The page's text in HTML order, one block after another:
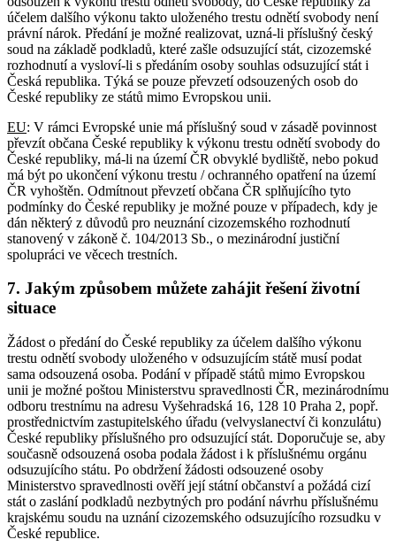
účelem dalšího výkonu takto uloženého trestu odnětí svobody není
právní nárok. Předání je možné realizovat, uzná-li příslušný český
soud na základě podkladů, které zašle odsuzující stát, cizozemské
rozhodnutí a vysloví-li s předáním osoby souhlas odsuzující stát i
Česká republika. Týká se pouze převzetí odsouzených osob do
České republiky ze států mimo Evropskou unii.
EU: V rámci Evropské unie má příslušný soud v zásadě povinnost
převzít občana České republiky k výkonu trestu odnětí svobody do
České republiky, má-li na území ČR obvyklé bydliště, nebo pokud
má být po ukončení výkonu trestu / ochranného opatření na území
ČR vyhoštěn. Odmítnout převzetí občana ČR splňujícího tyto
podmínky do České republiky je možné pouze v případech, kdy je
dán některý z důvodů pro neuznání cizozemského rozhodnutí
stanovený v zákoně č. 104/2013 Sb., o mezinárodní justiční
spolupráci ve věcech trestních.
7. Jakým způsobem můžete zahájit řešení životní
situace
Žádost o předání do České republiky za účelem dalšího výkonu
trestu odnětí svobody uloženého v odsuzujícím státě musí podat
sama odsouzená osoba. Podání v případě států mimo Evropskou
unii je možné poštou Ministerstvu spravedlnosti ČR, mezinárodnímu
odboru trestnímu na adresu Vyšehradská 16, 128 10 Praha 2, popř.
prostřednictvím zastupitelského úřadu (velvyslanectví či konzulátu)
České republiky příslušného pro odsuzující stát. Doporučuje se, aby
současně odsouzená osoba podala žádost i k příslušnému orgánu
odsuzujícího státu. Po obdržení žádosti odsouzené osoby
Ministerstvo spravedlnosti ověří její státní občanství a požádá cizí
stát o zaslání podkladů nezbytných pro podání návrhu příslušnému
krajskému soudu na uznání cizozemského odsuzujícího rozsudku v
České republice.